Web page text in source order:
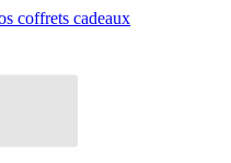
coffrets cadeaux